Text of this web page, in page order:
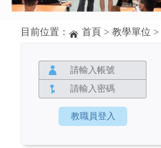
目前位置： 首頁 > 教學單位 >